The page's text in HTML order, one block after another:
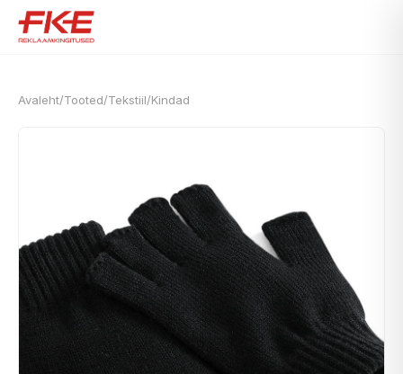
Avaleht/Tooted/Tekstiil/Kindad